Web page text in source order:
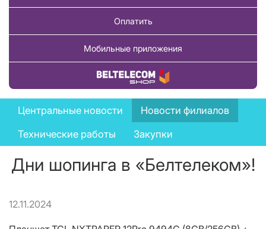
Оплатить
Мобильные приложения
Купить товар
News
menu
Центральные новости
Новости филиалов
Технические работы
Закупки
Дни шопинга в «Белтелеком»!
12.11.2024